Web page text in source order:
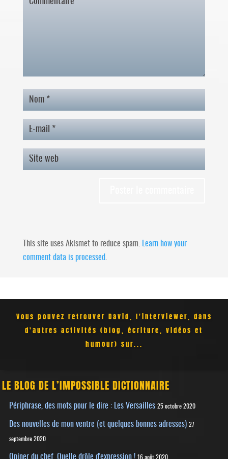
This site uses Akismet to reduce spam.
Learn how your
comment data is processed
Vous pouvez retrouver David, l'interviewer, dans
d'autres activités (blog, écriture, vidéos et
humour) sur...
LE BLOG DE L’IMPOSSIBLE DICTIONNAIRE
Périphrase, des mots pour le dire : Les Versailles 25 octobre 2020
Des nouvelles de mon ventre (et quelques bonnes adresses) 27
septembre 2020
Opiner du chef. Quelle drôle d'expression ! 16 août 2020